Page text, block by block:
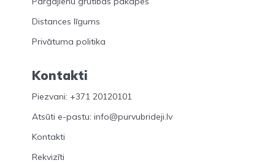
Distances līgums
Privātuma politika
Kontakti
Piezvani: +371 20120101
Atsūti e-pastu: info@purvubrideji.lv
Kontakti
Rekvizīti